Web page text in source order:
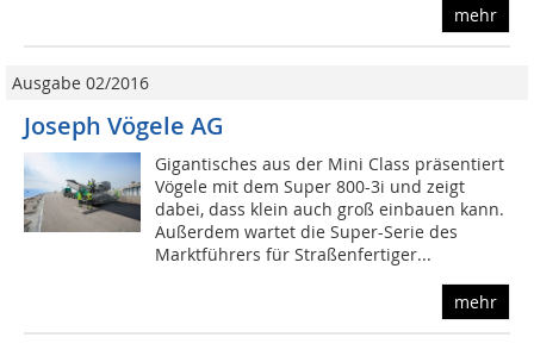
mehr
Ausgabe 02/2016
Joseph Vögele AG
Gigantisches aus der Mini Class präsentiert
Vögele mit dem Super 800-3i und zeigt
dabei, dass klein auch groß einbauen kann.
Außerdem wartet die Super-Serie des
Marktführers für Straßenfertiger...
mehr